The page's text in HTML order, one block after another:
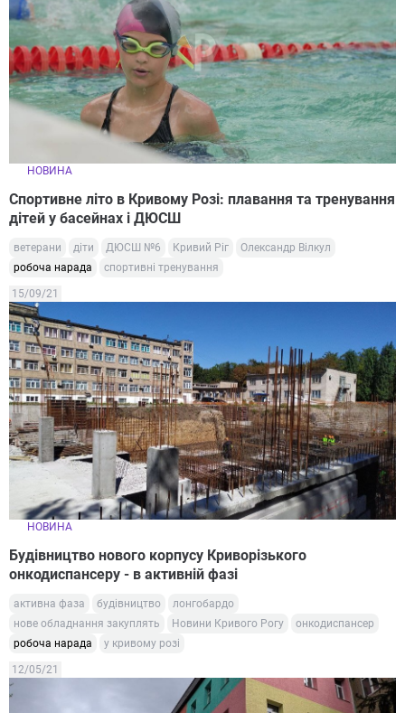
НОВИНА
Спортивне літо в Кривому Розі: плавання та тренування
дітей у басейнах і ДЮСШ
ветерани діти ДЮСШ №6 Кривий Ріг
Олександр Вілкул
робоча нарада
спортивні тренування
15/09/21
НОВИНА
Будівництво нового корпусу Криворізького
онкодиспансеру - в активній фазі
активна фаза будівництво
лонгобардо
нове обладнання закуплять
Новини Кривого Рогу
онкодиспансер
робоча нарада
у кривому розі
12/05/21